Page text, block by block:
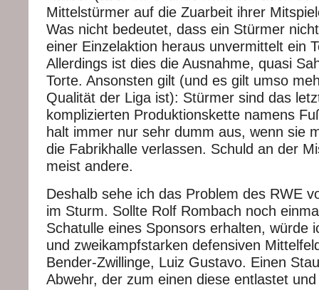
Mittelstürmer auf die Zuarbeit ihrer
Was nicht bedeutet, dass ein Stürmer
einer Einzelaktion heraus unvermittelt ein
Allerdings ist dies die Ausnahme, quasi
Torte. Ansonsten gilt (und es gilt umso
Qualität der Liga ist): Stürmer sind das
komplizierten Produktionskette namens
halt immer nur sehr dumm aus, wenn sie
die Fabrikhalle verlassen. Schuld an der
meist andere.
Deshalb sehe ich das Problem des RWE
im Sturm. Sollte Rolf Rombach noch
Schatulle eines Sponsors erhalten, würde
und zweikampfstarken defensiven
Bender-Zwillinge, Luiz Gustavo. Einen
Abwehr, der zum einen diese entlastet